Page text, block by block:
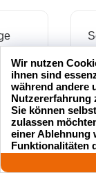
24 Stunden am
Wir nutzen
ihnen sind
während andere
Nutzererfahrung
Sie können
zulassen
einer Ablehnung
Funktionalitäten